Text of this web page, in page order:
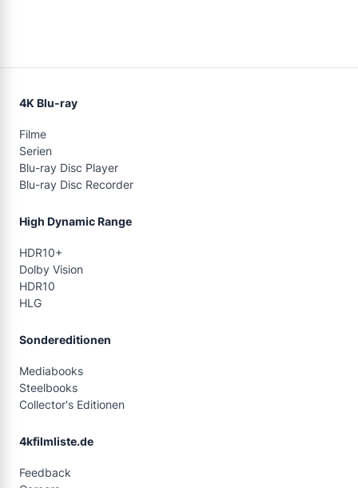
4K Blu-ray
Filme
Serien
Blu-ray Disc Player
Blu-ray Disc Recorder
High Dynamic Range
HDR10+
Dolby Vision
HDR10
HLG
Sondereditionen
Mediabooks
Steelbooks
Collector's Editionen
4kfilmliste.de
Feedback